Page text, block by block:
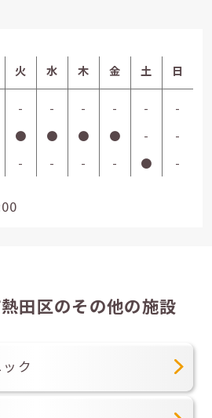
火 水 木 金 土 日
- - - - -
-
● ● ● ● -
-
- - - - ● -
田区のその他の施設
ク